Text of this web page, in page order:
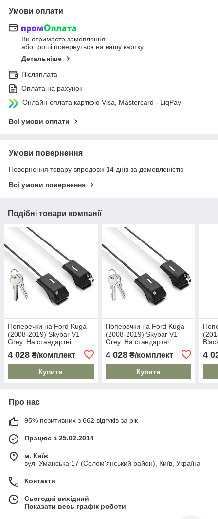
Умови оплати
Ви отримаєте замовлення
або гроші повернуться на вашу картку
Детальніше
Післяплата
Оплата на рахунок
Онлайн-оплата карткою Visa, Mastercard - LiqPay
Всі умови оплати
Умови повернення
Повернення товару впродовж 14 днів за домовленістю
Всі умови повернення
Подібні товари компанії
Поперечки на Ford Kuga
(2008-2019) Skybar V1
Grey. На стандартні
ключах. Сірі
4 028 ₴/комплект
Купити
Поперечки на Ford Kuga
(2008-2019) Skybar V1
Grey. На стандартні
ключах. Сірі
4 028₴/комплект
Купити
4
Про нас
95% позитивних з 662 відгуків за рік
Працює з 25.02.2014
м. Київ
вул. Уманська 17 (Солом'янський район), Київ, Україна
Контакти
Сьогодні вихідний
Показати весь графік роботи